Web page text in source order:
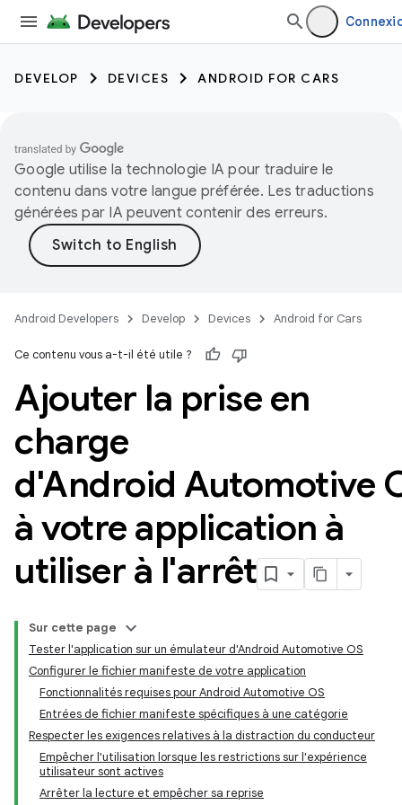
DEVELOP DEVICES ANDROID FOR CARS
Google utilise la technologie IA pour traduire le
contenu dans votre langue préférée. Les traductions
générées par IA peuvent contenir des erreurs.
Android Developers Develop Devices Android for Cars
Ce contenu vous a-t-il été utile ?
Ajouter la prise en
charge
d'Android Automotive
à votre application à
utiliser à l'arrêt
Sur cette page
Tester l'application sur un émulateur d'Android Automotive OS
Configurer le fichier manifeste de votre application
Fonctionnalités requises pour Android Automotive OS
Entrées de fichier manifeste spécifiques à une catégorie
Respecter les exigences relatives à la distraction du conducteur
Empêcher l'utilisation lorsque les restrictions sur l'expérience
utilisateur sont actives
Arrêter la lecture et empêcher sa reprise